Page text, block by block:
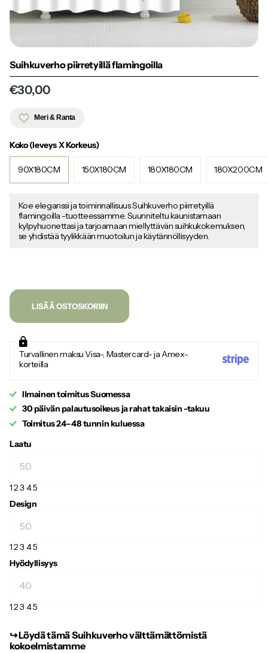
Suihkuverho piirretyillä flamingoilla
€30,00
Meri & Ranta
Koko (leveys X Korkeus)
90X180CM 150X180CM 180X180CM 180X200CM
Koe eleganssi ja toiminnallisuus Suihkuverho piirretyillä
flamingoilla -tuotteessamme. Suunniteltu kaunistamaan
kylpyhuonettasi ja tarjoamaan miellyttävän suihkukokemuksen,
se yhdistää tyylikkään muotoilun ja käytännöllisyyden.
LISÄÄ OSTOSKORIIN
Turvallinen maksu Visa-, Mastercard- ja Amex-
korteilla
Ilmainen toimitus Suomessa
30 päivän palautusoikeus ja rahat takaisin -takuu
Toimitus 24–48 tunnin kuluessa
Laatu
123 45
Design
123 45
Hyödyllisyys
123 45
↪︎ Löydä tämä Suihkuverho välttämättömistä
kokoelmistamme